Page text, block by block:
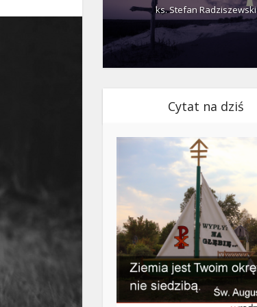
ks. Stefan Radziszewski
Cytat na dziś